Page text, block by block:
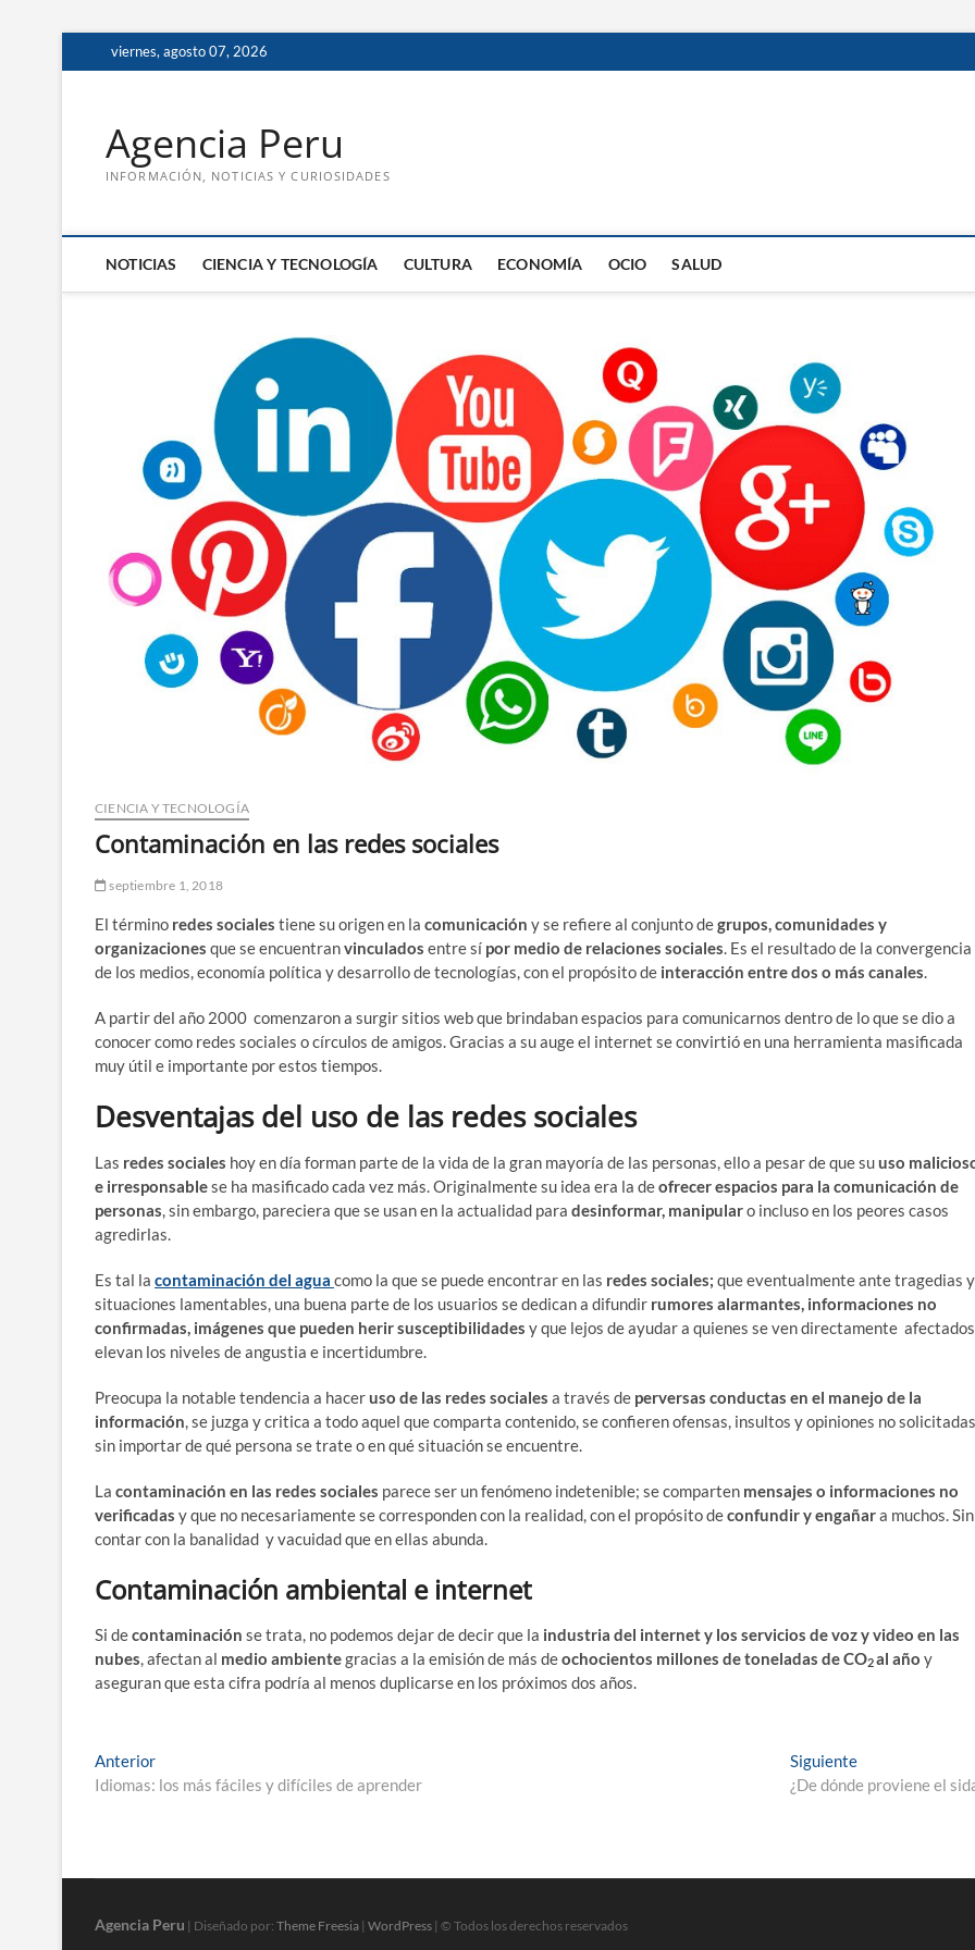
al
viernes, agosto 07, 2026
Agencia Peru
INFORMACIÓN, NOTICIAS Y CURIOSIDADES
NOTICIAS CIENCIA Y TECNOLOGÍA CULTURA ECONOMÍA OCIO SALUD
CIENCIA Y TECNOLOGÍA
Contaminación en las redes sociales
septiembre 1, 2018
El término redes sociales tiene su origen en la comunicación y se refiere al conjunto degrupos, comunidades y
organizaciones que se encuentranvinculados entre sí por medio de relaciones sociales . Es el resultado de la convergencia
de los medios, economía política y desarrollo de tecnologías, con el propósito de interacción entre dos o más canales
A partir del año 2000 comenzaron a surgir sitios web que brindaban espacios para comunicarnos dentro de lo que se dio a
conocer como redes sociales o círculos de amigos. Gracias a su auge el internet se convirtió en una herramienta masificada
muy útil e importante por estos tiempos.
Desventajas del uso de las redes sociales
Las redes sociales hoy en día forman parte de la vida de la gran mayoría de las personas, ello a pesar de que suuso
e irresponsablese ha masificado cada vez más. Originalmente su idea era la deofrecer espacios para la comunicación de
personas , sin embargo, pareciera que se usan en la actualidad para desinformar, manipularo incluso en los peores casos
agredirlas.
Es tal la contaminación del agua como la que se puede encontrar en las redes sociales; que eventualmente ante tragedias y
situaciones lamentables, una buena parte de los usuarios se dedican a difundir rumores alarmantes, informaciones no
confirmadas, imágenes que pueden herir susceptibilidades y que lejos de ayudar a quienes se ven directamente afectados,
elevan los niveles de angustia e incertidumbre.
Preocupa la notable tendencia a haceruso de las redes sociales a través de perversas conductas en el manejo de la
información , se juzga y critica a todo aquel que comparta contenido, se confieren ofensas, insultos y opiniones no solicitadas,
sin importar de qué persona se trate o en qué situación se encuentre.
La contaminación en las redes sociales parece ser un fenómeno indetenible; se comparten mensajes o informaciones no
verificadas y que no necesariamente se corresponden con la realidad, con el propósito deconfundir y engañara muchos. Sin
contar con la banalidad y vacuidad que en ellas abunda.
Contaminación ambiental e internet
Si decontaminación se trata, no podemos dejar de decir que la industria del internet y los servicios de voz y video en las
nubes , afectan al medio ambientegracias a la emisión de más deochocientos millones de toneladas de CO2al año y
aseguran que esta cifra podría al menos duplicarse en los próximos dos años.
Navegación
de
AnteriorEntrada
anterior:
Idiomas: los más fáciles y difíciles de aprender
SiguienteEntrada
siguiente:
¿De dónde proviene el
Agencia Peru | Diseñado por: Theme Freesia | WordPress | © Todos los derechos reservados